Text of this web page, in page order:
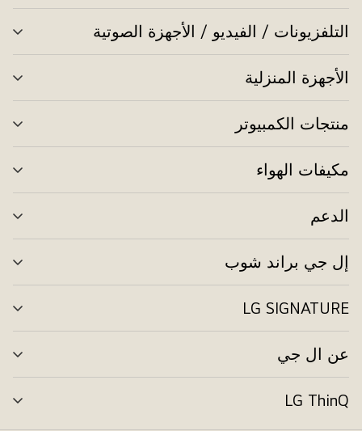
التلفزيونات / الفيديو / الأجهزة الصوتية
الأجهزة المنزلية
منتجات الكمبيوتر
مكيفات الهواء
الدعم
إل جي براند شوب
LG SIGNATURE
عن ال جي
LG ThinQ